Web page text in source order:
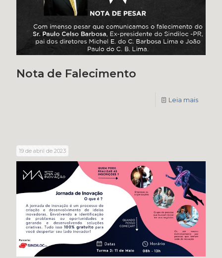
Nota de Falecimento
Leia mais
19 de abril de 2023